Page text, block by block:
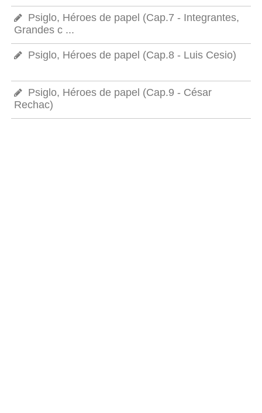
Psiglo, Héroes de papel (Cap.7 - Integrantes,
Grandes c ...
Psiglo, Héroes de papel (Cap.8 - Luis Cesio)
Psiglo, Héroes de papel (Cap.9 - César
Rechac)